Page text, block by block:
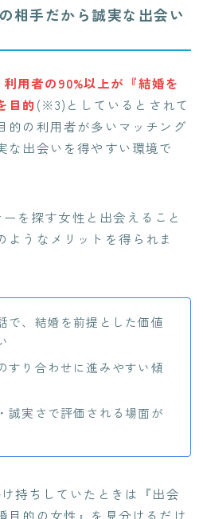
相手だから誠実な出会い
利用者の90%以上が『結婚を
目的 (※3)としているとされて
的の利用者が多いマッチング
な出会いを得やすい環境で
を探す女性と出会えること
ようなメリットを得られま
で、結婚を前提とした価値
すり合わせに進みやすい傾
誠実さで評価される場面が
持ちしていたときは『出会
目的の女性』を見分けるだけ